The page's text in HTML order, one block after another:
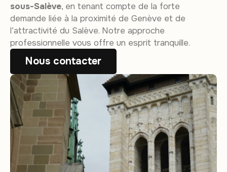
sous-Salève, en tenant compte de la forte
demande liée à la proximité de Genève et de
l’attractivité du Salève. Notre approche
professionnelle vous offre un esprit tranquille.
Nous contacter